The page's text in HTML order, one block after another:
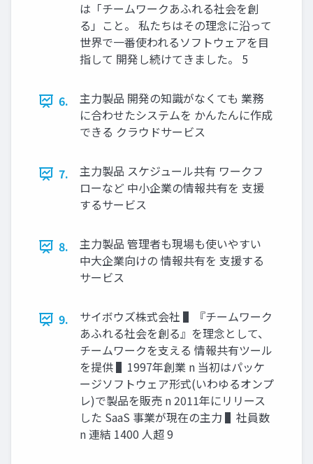
は「チームワークあふれる社会を創
る」こと。 私たちはその理念に沿って
世界で⼀番使われるソフトウェアを⽬
指して 開発し続けてきました。 5
6.
主⼒製品 開発の知識がなくても 業務
に合わせたシステムを かんたんに作成
できる クラウドサービス
7.
主⼒製品 スケジュール共有 ワークフ
ローなど 中⼩企業の情報共有を ⽀援
するサービス
8.
主⼒製品 管理者も現場も使いやすい
中⼤企業向けの 情報共有を ⽀援する
サービス
9.
サイボウズ株式会社 ▌『チームワーク
あふれる社会を創る』を理念として、
チームワークを⽀える 情報共有ツール
を提供 ▌1997年創業 n 当初はパッケ
ージソフトウェア形式(いわゆるオンプ
レ)で製品を販売 n 2011年にリリース
した SaaS 事業が現在の主⼒ ▌社員数
n 連結 1400 ⼈超 9